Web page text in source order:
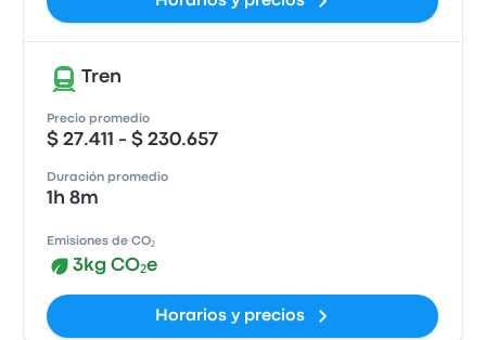
Tren
Precio promedio
$ 27.411 - $ 230.657
Duración promedio
1h 8m
Emisiones de CO₂
3kg CO₂e
Horarios y precios